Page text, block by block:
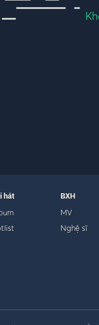
hát BXH
MV
Nghệ sĩ